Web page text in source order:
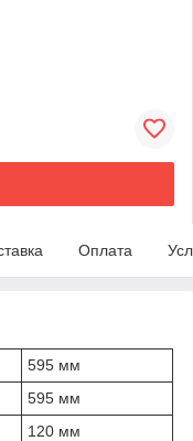
Оплата
595 мм
595 мм
120 мм